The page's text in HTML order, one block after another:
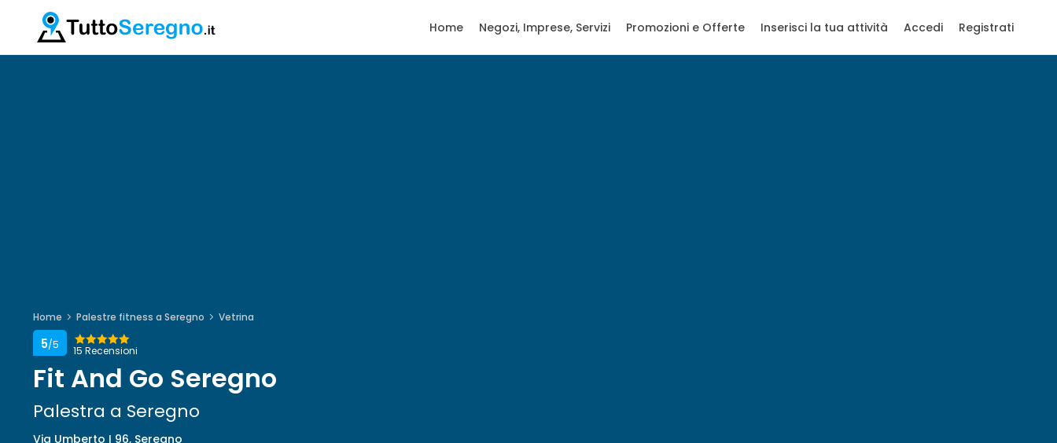
Home Negozi, Imprese, Servizi Promozioni e Offerte Inserisci la tua attività Accedi Registrati
Home Palestre fitness a Seregno Vetrina
15 Recensioni
5/5
Fit And Go Seregno
Palestra a Seregno
Via Umberto I 96, Seregno